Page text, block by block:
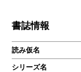
書誌情報
読み仮名
シリーズ名